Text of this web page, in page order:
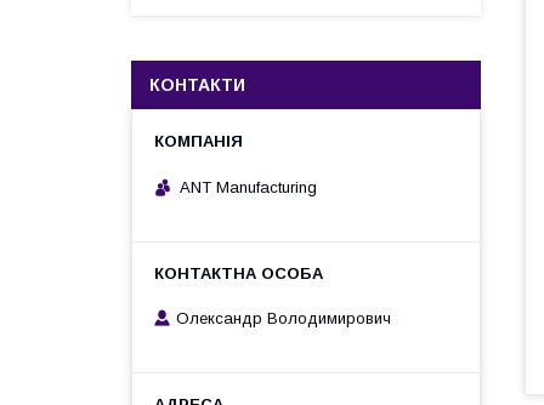
КОНТАКТИ
ANT Manufacturing
Олександр Володимирович